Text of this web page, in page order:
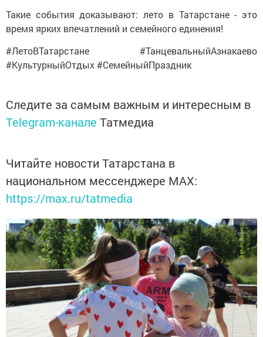
Такие события доказывают: лето в Татарстане - это
время ярких впечатлений и семейного единения!
#ЛетоВТатарстане #ТанцевальныйАзнакаево
#КультурныйОтдых #СемейныйПраздник
Следите за самым важным и интересным в
Telegram-канале Татмедиа
Читайте новости Татарстана в
национальном мессенджере MАХ:
https://max.ru/tatmedia